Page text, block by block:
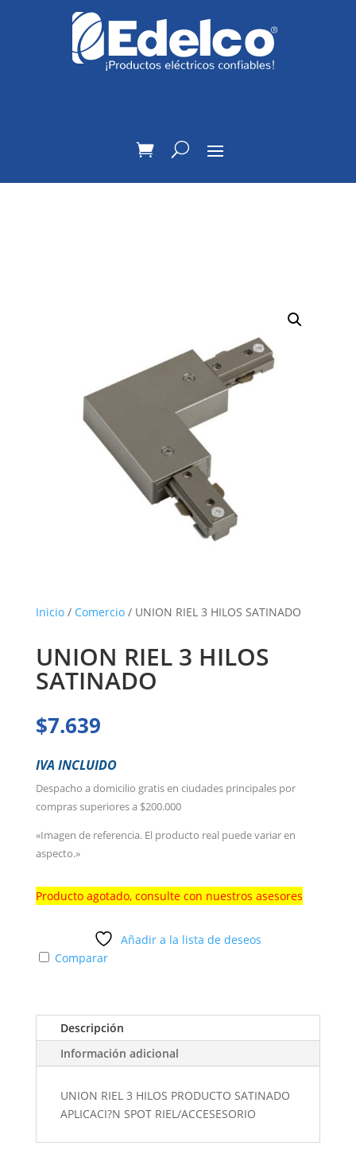
Inicio/ Comercio/ UNION RIEL 3 HILOS SATINADO
UNION RIEL 3 HILOS
SATINADO
$7.639
IVA INCLUIDO
Despacho a domicilio gratis en ciudades principales por
compras superiores a $200.000
«Imagen de referencia. El producto real puede variar en
aspecto.»
Producto agotado, consulte con nuestros asesores
Añadir a la lista de deseos
Comparar
Descripción
Información adicional
UNION RIEL 3 HILOS PRODUCTO SATINADO
APLICACI?N SPOT RIEL/ACCESESORIO